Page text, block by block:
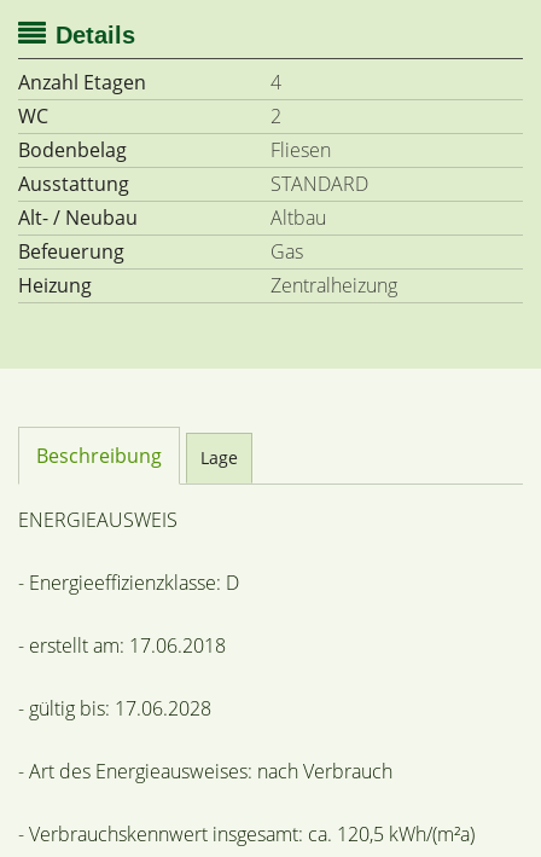
Details
Anzahl Etagen
4
WC
2
Bodenbelag
Fliesen
Ausstattung
STANDARD
Alt- / Neubau
Altbau
Befeuerung
Gas
Heizung
Zentralheizung
Beschreibung Lage
ENERGIEAUSWEIS
- Energieeffizienzklasse: D
- erstellt am: 17.06.2018
- gültig bis: 17.06.2028
- Art des Energieausweises: nach Verbrauch
- Verbrauchskennwert insgesamt: ca. 120,5 kWh/(m²a)